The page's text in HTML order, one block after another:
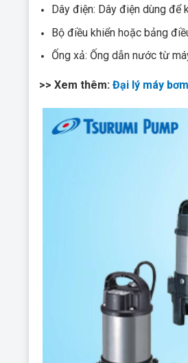
Dây điện: Dây điện dùng để
Bộ điều khiển hoặc bảng
Ống xả: Ống dẫn nước từ
>> Xem thêm: Đại lý máy